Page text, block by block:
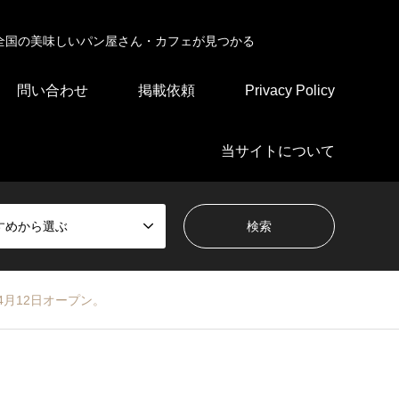
の美味しいパン屋さん・カフェが見つかる
問い合わせ 掲載依頼 Privacy Policy
当サイトについて
めから選ぶ
12日オープン。